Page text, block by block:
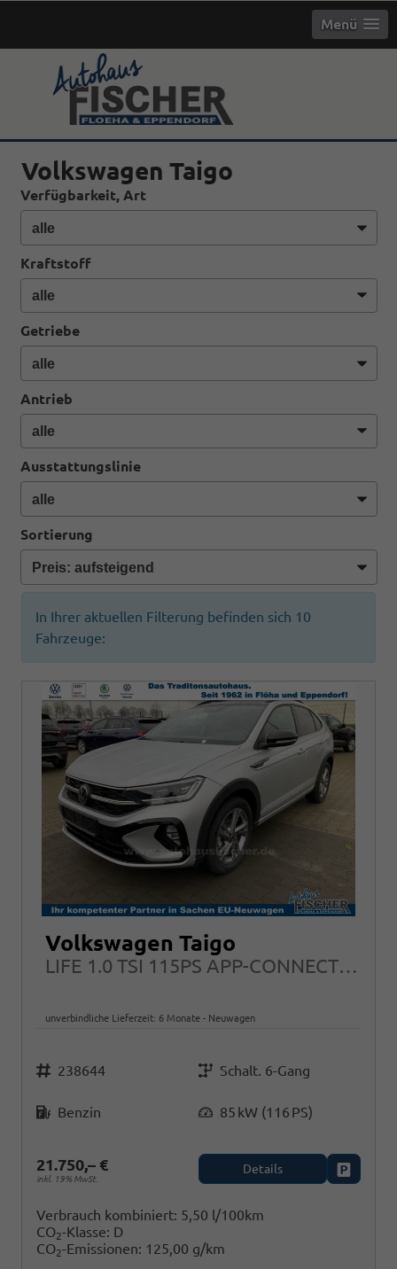
Menü
Volkswagen Taigo
Verfügbarkeit, Art
Kraftstoff
Getriebe
Antrieb
Ausstattungslinie
Sortierung
In Ihrer aktuellen Filterung befinden sich 10
Fahrzeuge:
Volkswagen Taigo
LIFE 1.0 TSI 115PS APP-CONNECT LED 16"ALU
unverbindliche Lieferzeit: 6 Monate Neuwagen
Fahrzeugnr.
238644
Getriebe
Schalt. 6-Gang
Benzin 85 kW (116 PS)
21.750,– €
inkl. 19% MwSt.
Details
Verbrauch kombiniert: 5,50 l/100km
CO2-Klasse: D
CO2-Emissionen: 125,00 g/km